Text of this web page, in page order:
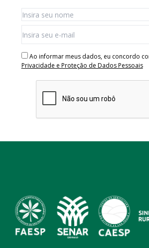
Ao informar meus dados, eu concordo
Privacidade e Proteção de Dados Pessoais